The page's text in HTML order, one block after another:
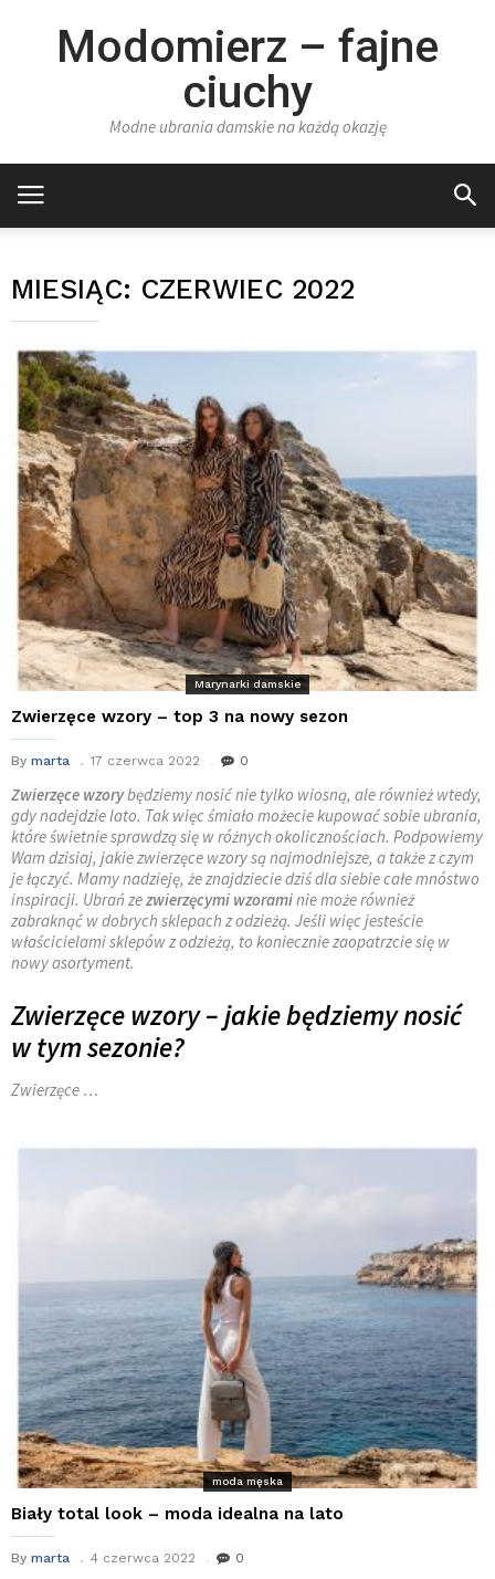
Modomierz – fajne
ciuchy
Modne ubrania damskie na każdą okazję
MIESIĄC: CZERWIEC 2022
Marynarki damskie
Zwierzęce wzory – top 3 na nowy sezon
By marta 17 czerwca 2022 0
Zwierzęce wzorybędziemy nosić nie tylko wiosną, ale również wtedy,
gdy nadejdzie lato. Tak więc śmiało możecie kupować sobie ubrania,
które świetnie sprawdzą się w różnych okolicznościach. Podpowiemy
Wam dzisiaj, jakie zwierzęce wzory są najmodniejsze, a także z czym
je łączyć. Mamy nadzieję, że znajdziecie dziś dla siebie całe mnóstwo
inspiracji. Ubrań zezwierzęcymi wzoraminie może również
zabraknąć w dobrych sklepach z odzieżą. Jeśli więc jesteście
właścicielami sklepów z odzieżą, to koniecznie zaopatrzcie się w
nowy asortyment.
Zwierzęce wzory – jakie będziemy nosić
w tym sezonie?
Zwierzęce …
moda męska
Biały total look – moda idealna na lato
By marta 4 czerwca 2022 0